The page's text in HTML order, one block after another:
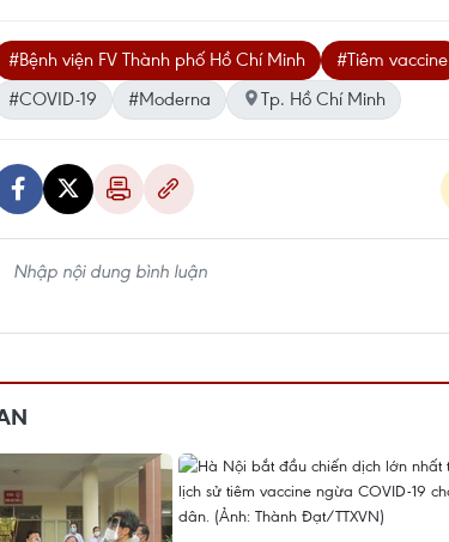
#Bệnh viện FV Thành phố Hồ Chí Minh #Tiêm vaccine
#COVID-19
#Moderna Tp. Hồ Chí Minh